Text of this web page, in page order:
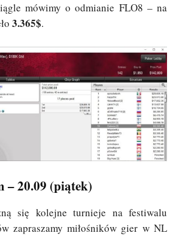
mówimy o odmianie FLO8 – na
3.365$.
– 20.09 (piątek)
się kolejne turnieje na festiwalu
zapraszamy miłośników gier w NL